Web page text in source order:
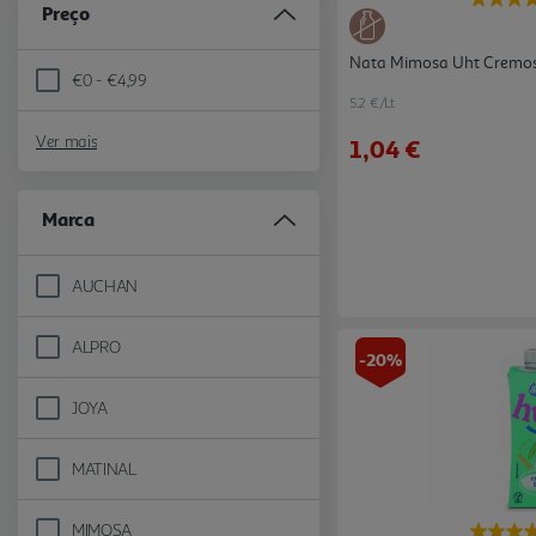
Preço
€0 - €4,99
Refine by Preço: €0 - €4,99
Ver mais
Marca
AUCHAN
Refine by Marca: AUCHAN
ALPRO
Refine by Marca: ALPRO
JOYA
Refine by Marca: JOYA
MATINAL
Refine by Marca: MATINAL
MIMOSA
Nata Mimosa Uht
5.2 €/Lt
1,04 €
-20%